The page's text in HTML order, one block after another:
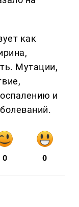
как
Мутации,
и
0 0